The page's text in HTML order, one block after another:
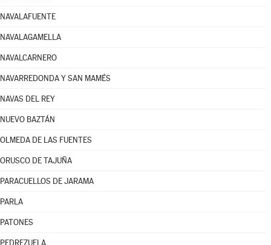
NAVALAFUENTE
NAVALAGAMELLA
NAVALCARNERO
NAVARREDONDA Y SAN MAMÉS
NAVAS DEL REY
NUEVO BAZTÁN
OLMEDA DE LAS FUENTES
ORUSCO DE TAJUÑA
PARACUELLOS DE JARAMA
PARLA
PATONES
PEDREZUELA